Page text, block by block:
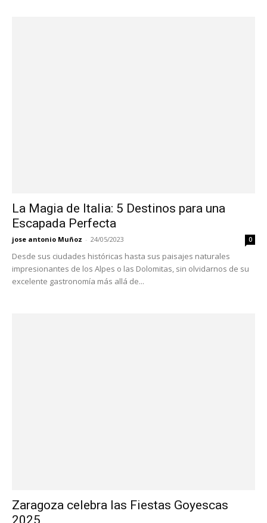
La Magia de Italia: 5 Destinos para una
Escapada Perfecta
jose antonio Muñoz - 24/05/2023 0
Desde sus ciudades históricas hasta sus paisajes naturales
impresionantes de los Alpes o las Dolomitas, sin olvidarnos de su
excelente gastronomía más allá de...
Zaragoza celebra las Fiestas Goyescas